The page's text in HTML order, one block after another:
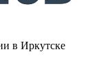
в Иркутске